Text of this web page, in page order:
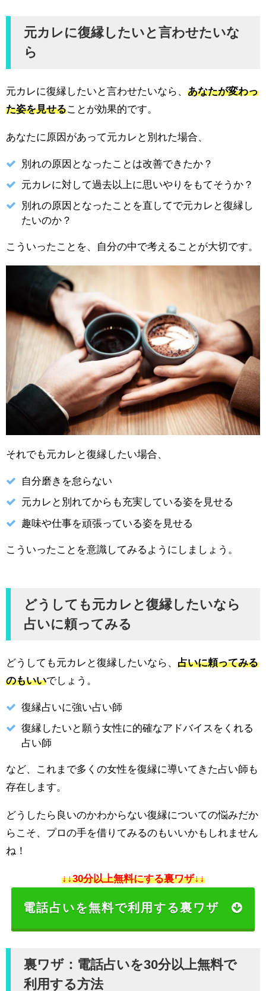
元カレに復縁したいと言わせたいな
ら
元カレに復縁したいと言わせたいなら、 あなたが変わっ
た姿を見せる ことが効果的です。
あなたに原因があって元カレと別れた場合、
別れの原因となったことは改善できたか？
元カレに対して過去以上に思いやりをもてそうか？
別れの原因となったことを直してで元カレと復縁し
たいのか？
こういったことを、自分の中で考えることが大切です。
それでも元カレと復縁したい場合、
自分磨きを怠らない
元カレと別れてからも充実している姿を見せる
趣味や仕事を頑張っている姿を見せる
こういったことを意識してみるようにしましょう。
どうしても元カレと復縁したいなら
占いに頼ってみる
どうしても元カレと復縁したいなら、 占いに頼ってみる
のもいいでしょう。
復縁占いに強い占い師
復縁したいと願う女性に的確なアドバイスをくれる
占い師
など、これまで多くの女性を復縁に導いてきた占い師も
存在します。
どうしたら良いのかわからない復縁についての悩みだか
らこそ、プロの手を借りてみるのもいいかもしれません
ね！
↓↓30分以上無料にする裏ワザ↓↓
電話占いを無料で利用する裏ワザ
裏ワザ：電話占いを30分以上無料で
利用する方法